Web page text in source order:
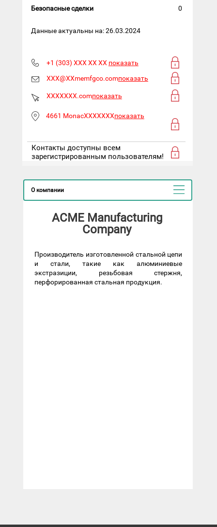
Безопасные сделки
0
Данные актуальны на: 26.03.2024
+1 (303) XXX XX XX показать
XXX@XXmemfgco.comпоказать
XXXXXXX.comпоказать
4661 MonacXXXXXXXпоказать
Контакты доступны всем
зарегистрированным пользователям!
О компании
ACME Manufacturing
Company
Производитель изготовленной стальной цепи
и стали, такие как алюминиевые
экстразиции, резьбовая стержня,
перфорированная стальная продукция.